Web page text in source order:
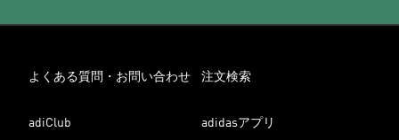
よくある質問・お問い合わせ 注文検索
adiClub adidasアプリ